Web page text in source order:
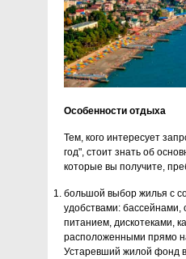
Особенности отдыха
Тем, кого интересует
год", стоит знать об
которые вы получите,
большой выбор жилья с
удобствами: бассейнами,
питанием, дискотеками,
расположенными прямо
Устаревший жилой фонд в